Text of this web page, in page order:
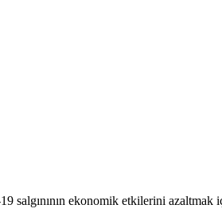
ekonomik etkilerini